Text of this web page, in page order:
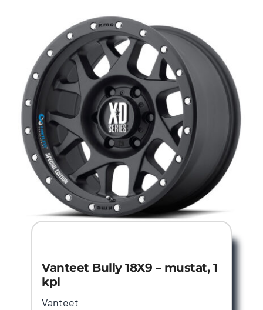
Vanteet Bully 18X9 – mustat, 1
kpl
Vanteet